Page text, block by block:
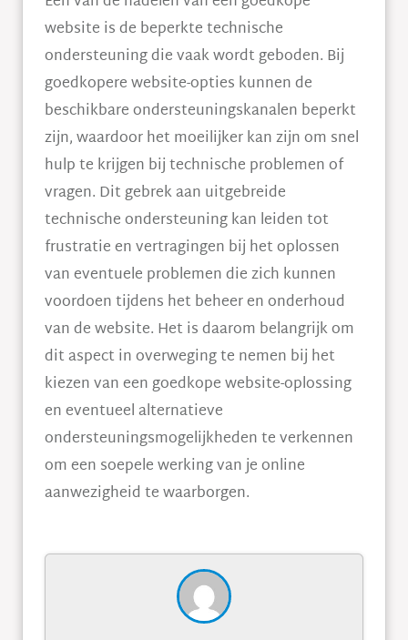
website is de beperkte technische
ondersteuning die vaak wordt geboden. Bij
goedkopere website-opties kunnen de
beschikbare ondersteuningskanalen beperkt
zijn, waardoor het moeilijker kan zijn om snel
hulp te krijgen bij technische problemen of
vragen. Dit gebrek aan uitgebreide
technische ondersteuning kan leiden tot
frustratie en vertragingen bij het oplossen
van eventuele problemen die zich kunnen
voordoen tijdens het beheer en onderhoud
van de website. Het is daarom belangrijk om
dit aspect in overweging te nemen bij het
kiezen van een goedkope website-oplossing
en eventueel alternatieve
ondersteuningsmogelijkheden te verkennen
om een soepele werking van je online
aanwezigheid te waarborgen.